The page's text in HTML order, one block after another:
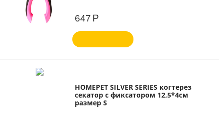
647 Р
HOMEPET SILVER SERIES когтерез
секатор с фиксатором 12,5*4см
размер S